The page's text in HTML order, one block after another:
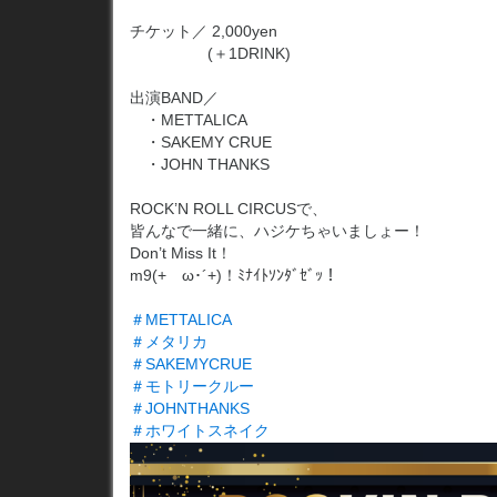
チケット／ 2,000yen
(＋1DRINK)
出演BAND／
・METTALICA
・SAKEMY CRUE
・JOHN THANKS
ROCK’N ROLL CIRCUSで、
皆んなで一緒に、ハジケちゃいましょー！
Don’t Miss It！
m9(+ゝω･´+)！ﾐﾅｲﾄｿﾝﾀﾞｾﾞｯ！
＃METTALICA
＃メタリカ
＃SAKEMYCRUE
＃モトリークルー
＃JOHNTHANKS
＃ホワイトスネイク